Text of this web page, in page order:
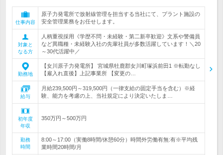
仕事内容
原子力発電所で放射線管理を担当する当社にて、プラント施設の
安全管理業務をお任せします。
対象と
なる方
人柄重視採用《学歴不問・未経験・第二新卒歓迎》文系や警備員
など異職種・未経験入社の先輩社員が多数活躍しています！＼20
～30代活躍中／
勤務地
【女川原子力発電所】 宮城県牡鹿郡女川町塚浜前田1 ※転勤なし
【雇入れ直後】上記事業所 【変更の…
給与
月給239,500円～319,500円（一律支給の固定手当を含む）※経
験、能力を考慮の上、当社規定により決定いたしま…
初年度
年収
350万円～500万円
勤務
時間
8:00～17:00（実働8時間/休憩60分）時間外労働有無:有※平均残
業時間20時間/月